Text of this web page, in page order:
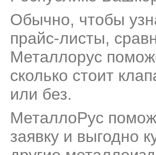
Обычно, чтобы
прайс-листы,
Металлорус
сколько стоит
или без.
МеталлоРус
заявку и выгодно